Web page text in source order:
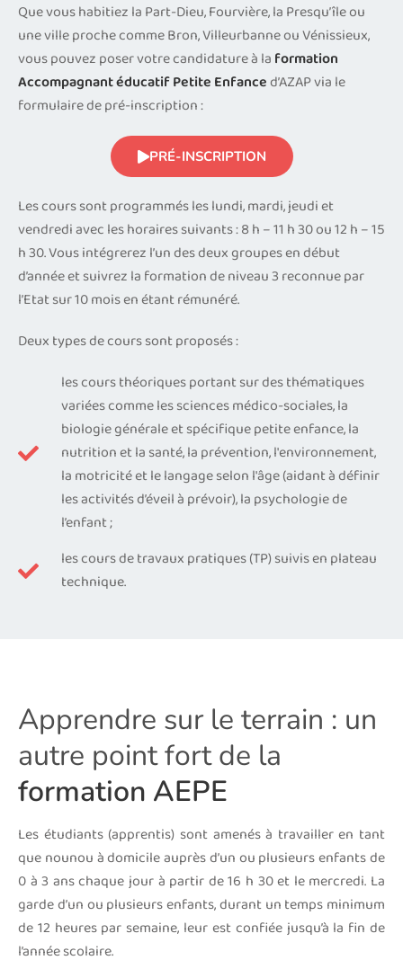
Que vous habitiez la Part-Dieu, Fourvière, la Presqu’île ou
une ville proche comme Bron, Villeurbanne ou Vénissieux,
vous pouvez poser votre candidature à la formation
Accompagnant éducatif Petite Enfanced’AZAP via le
formulaire de pré-inscription :
PRÉ-INSCRIPTION
Les cours sont programmés les lundi, mardi, jeudi et
vendredi avec les horaires suivants : 8 h – 11 h 30 ou 12 h – 15
h 30. Vous intégrerez l’un des deux groupes en début
d’année et suivrez la formation de niveau 3 reconnue par
l’Etat sur 10 mois en étant rémunéré.
Deux types de cours sont proposés :
les cours théoriques portant sur des thématiques
variées comme les sciences médico-sociales, la
biologie générale et spécifique petite enfance, la
nutrition et la santé, la prévention, l'environnement,
la motricité et le langage selon l'âge (aidant à définir
les activités d’éveil à prévoir), la psychologie de
l’enfant ;
les cours de travaux pratiques (TP) suivis en plateau
technique.
Apprendre sur le terrain : un
autre point fort de la
formation AEPE
Les étudiants (apprentis) sont amenés à travailler en tant
que nounou à domicile auprès d’un ou plusieurs enfants de
0 à 3 ans chaque jour à partir de 16 h 30 et le mercredi. La
garde d’un ou plusieurs enfants, durant un temps minimum
de 12 heures par semaine, leur est confiée jusqu’à la fin de
l’année scolaire.